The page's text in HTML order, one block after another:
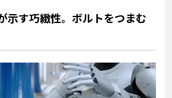
示す巧緻性。ボルトをつまむ